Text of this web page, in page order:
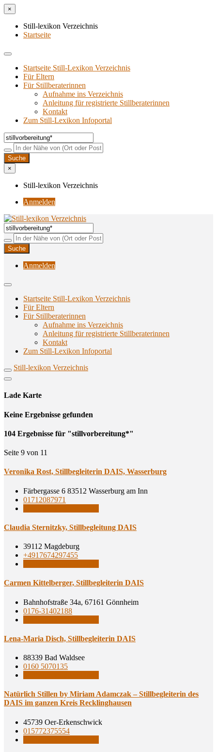
×
Still-lexikon Verzeichnis
Startseite
Startseite Still-Lexikon Verzeichnis
Für Eltern
Für Stillberaterinnen
Aufnahme ins Verzeichnis
Anlei­tung für regis­trier­te Stillberaterinnen
Kon­takt
Zum Still-Lexikon Infoportal
×
Still-lexikon Verzeichnis
Anmelden
Still-lexikon Verzeichnis
Unterstützungsangebote rund ums Stillen
Anmelden
Startseite Still-Lexikon Verzeichnis
Für Eltern
Für Stillberaterinnen
Aufnahme ins Verzeichnis
Anlei­tung für regis­trier­te Stillberaterinnen
Kon­takt
Zum Still-Lexikon Infoportal
Still-lexikon Verzeichnis
Lade Karte
Кeine Ergebnisse gefunden
104 Ergebnisse für "stillvorbereitung*"
Seite 9 von 11
Vero­ni­ka Rost, Still­be­glei­te­rin DAIS, Wasserburg
Färbergasse 6 83512 Wasserburg am Inn
01712087971
Clau­dia Ster­nitz­ky, Still­be­glei­tung DAIS
39112 Magdeburg
+4917674297455
Car­men Kit­tel­ber­ger, Still­be­glei­te­rin DAIS
Bahnhofstraße 34a, 67161 Gönnheim
0176-31402188
Lena-Maria Disch, Still­be­glei­te­rin DAIS
88339 Bad Waldsee
0160 5070135
Natür­lich Stil­len by Miri­am Adamc­zak – Still­be­glei­te­rin des
DAIS im gan­zen Kreis Recklinghausen
45739 Oer-Erkenschwick
015772375554